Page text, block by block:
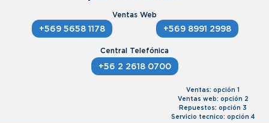
+569 5658 1178 +569 8991 2998
+56 2 2618 0700
Ventas: opción 1
Ventas web: opción 2
Repuestos: opción 3
Servicio tecnico: opción 4